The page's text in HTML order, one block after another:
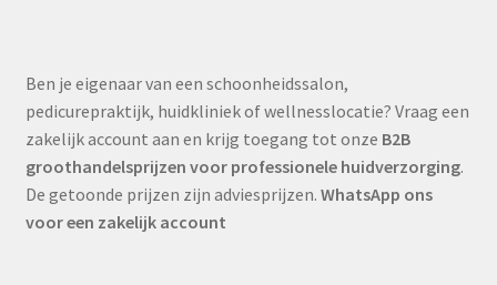
Ben je eigenaar van een schoonheidssalon,
pedicurepraktijk, huidkliniek of wellnesslocatie? Vraag een
zakelijk account aan en krijg toegang tot onze B2B
groothandelsprijzen voor professionele huidverzorging.
De getoonde prijzen zijn adviesprijzen. WhatsApp ons
voor een zakelijk account